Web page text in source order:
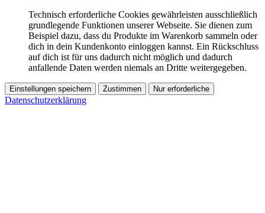
Technisch erforderliche Cookies gewährleisten ausschließlich
grundlegende Funktionen unserer Webseite. Sie dienen zum
Beispiel dazu, dass du Produkte im Warenkorb sammeln oder
dich in dein Kundenkonto einloggen kannst. Ein Rückschluss
auf dich ist für uns dadurch nicht möglich und dadurch
anfallende Daten werden niemals an Dritte weitergegeben.
Einstellungen speichern Zustimmen Nur erforderliche
Datenschutzerklärung